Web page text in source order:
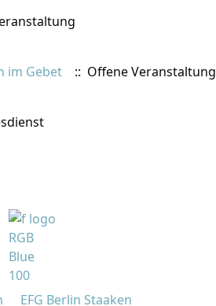
im Gebet
:: Offene Veranstaltung
EFG Berlin Staaken